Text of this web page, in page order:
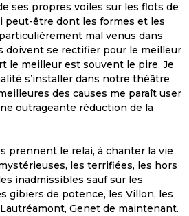
ses propres voiles sur les flots de
peut-être dont les formes et les
mal venus dans
doivent se rectifier pour le meilleur
le meilleur est souvent le pire. Je
s’installer dans notre théâtre
des causes me paraît user
outrageante réduction de la
prennent le relai, à chanter la vie
les terrifiées, les hors
inadmissibles sauf sur les
gibiers de potence, les Villon, les
Genet de maintenant.